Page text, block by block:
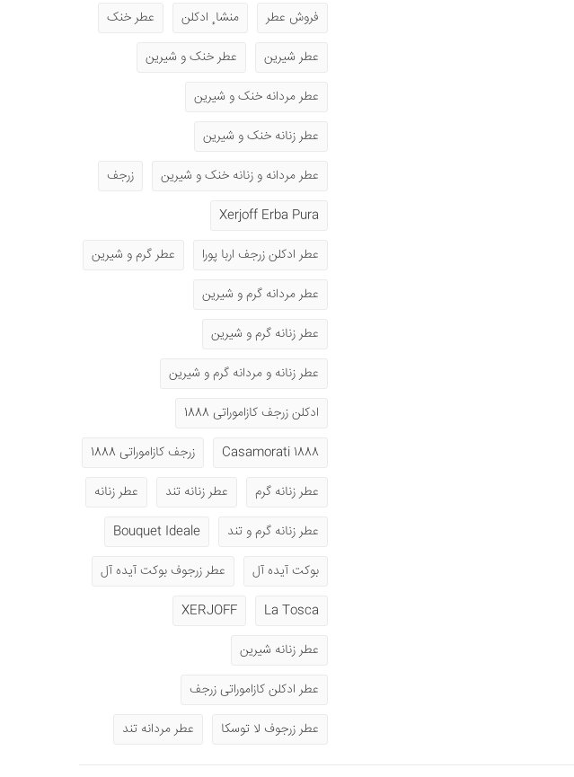
فروش عطر
منشا ٕ ادکلن
عطر خنک
عطر شیرین
عطر خنک و شیرین
عطر مردانه خنک و شیرین
عطر زنانه خنک و شیرین
عطر مردانه و زنانه خنک و شیرین
زرجف
Xerjoff Erba Pura
عطر ادکلن زرجف اربا پورا
عطر گرم و شیرین
عطر مردانه گرم و شیرین
عطر زنانه گرم و شیرین
عطر زنانه و مردانه گرم و شیرین
ادکلن زرجف کازاموراتی 1888
1888 Casamorati
زرجف کازاموراتی 1888
عطر زنانه گرم
عطر زنانه تند
عطر زنانه
عطر زنانه گرم و تند
Bouquet Ideale
بوکت آیده آل
عطر زرجوف بوکت آیده آل
La Tosca
XERJOFF
عطر زنانه شیرین
عطر ادکلن کازاموراتی زرجف
عطر زرجوف لا توسکا
عطر مردانه تند